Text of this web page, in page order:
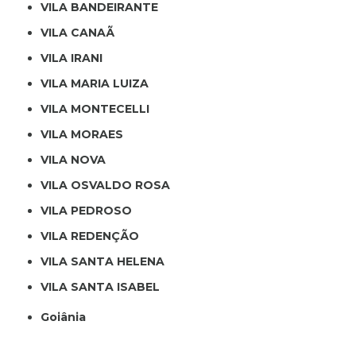
VILA BANDEIRANTE
VILA CANAÃ
VILA IRANI
VILA MARIA LUIZA
VILA MONTECELLI
VILA MORAES
VILA NOVA
VILA OSVALDO ROSA
VILA PEDROSO
VILA REDENÇÃO
VILA SANTA HELENA
VILA SANTA ISABEL
Goiânia